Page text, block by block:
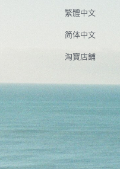
繁體中文
简体中文
淘寶店鋪